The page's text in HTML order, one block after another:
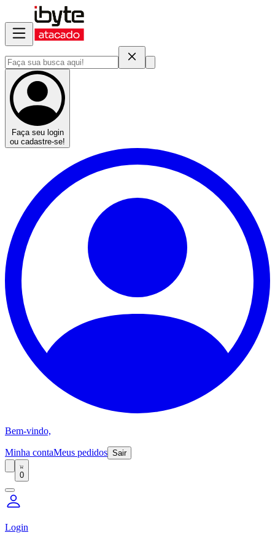
Faça seu login
ou cadastre-se!
Bem-vindo,
Minha contaMeus pedidos Sair
0
Login